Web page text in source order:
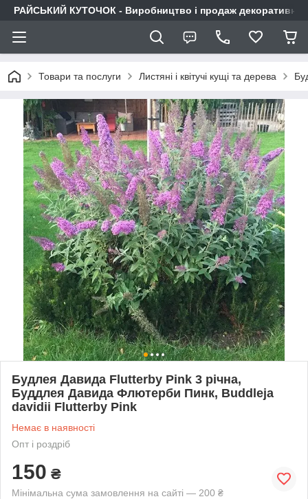
РАЙСЬКИЙ КУТОЧОК - Виробництво і продаж декоративних
Товари та послуги Листяні і квітучі кущі та дерева
Будлея Давида Flutterby Pink 3 річна,
Буддлея Давида Флютерби Пинк, Buddleja
davidii Flutterby Pink
Немає в наявності
Опт і роздріб
150 ₴
Мінімальна сума замовлення на сайті — 200 ₴